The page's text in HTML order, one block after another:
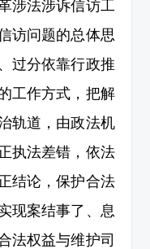
法涉诉信访工
访问题的总体思
过分依靠行政推
工作方式，把解
轨道，由政法机
执法差错，依法
结论，保护合法
现案结事了、息
法权益与维护司